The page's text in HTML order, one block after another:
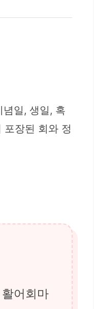
일, 생일, 혹
장된 회와 정
어회마